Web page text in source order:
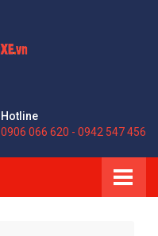
Hotline
0906 066 620 - 0942 547 456